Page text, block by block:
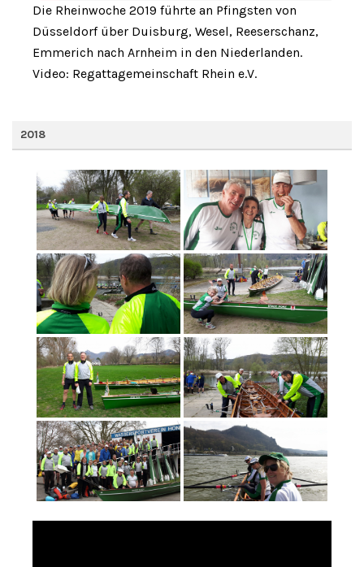
Die Rheinwoche 2019 führte an Pfingsten von
Düsseldorf über Duisburg, Wesel, Reeserschanz,
Emmerich nach Arnheim in den Niederlanden.
Video: Regattagemeinschaft Rhein e.V.
2018